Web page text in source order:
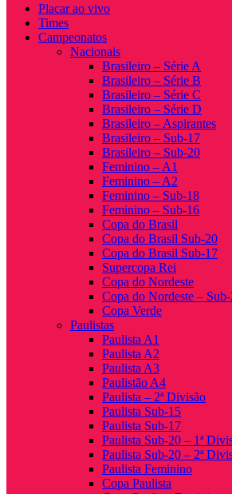
Placar ao vivo
Times
Campeonatos
Nacionais
Brasileiro – Série A
Brasileiro – Série B
Brasileiro – Série C
Brasileiro – Série D
Brasileiro – Aspirantes
Brasileiro – Sub-17
Brasileiro – Sub-20
Feminino – A1
Feminino – A2
Feminino – Sub-18
Feminino – Sub-16
Copa do Brasil
Copa do Brasil Sub-20
Copa do Brasil Sub-17
Supercopa Rei
Copa do Nordeste
Copa do Nordeste –
Copa Verde
Paulistas
Paulista A1
Paulista A2
Paulista A3
Paulistão A4
Paulista – 2ª Divisão
Paulista Sub-15
Paulista Sub-17
Paulista Sub-20 – 1ª
Paulista Sub-20 – 2ª
Paulista Feminino
Copa Paulista